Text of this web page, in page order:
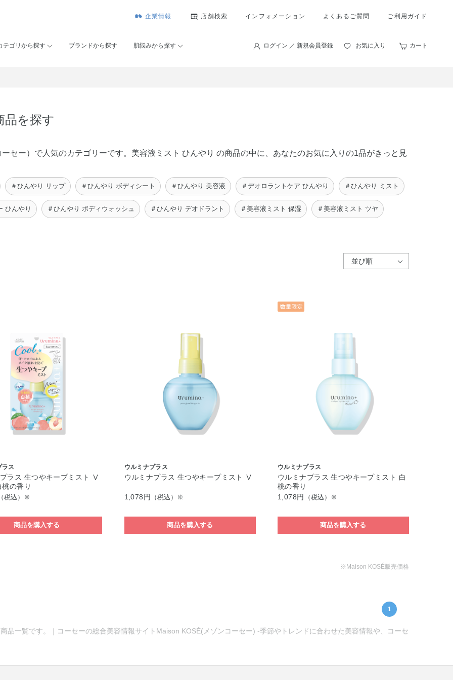
企業情報 店舗検索 インフォメーション よくあるご質問 ご利用ガイド
テゴリから探す ブランドから探す 肌悩みから探す ログイン ／ 新規会員登録 お気に入り カート
品を探す
セー）で人気のカテゴリーです。美容液ミスト ひんやり の商品の中に、あなたのお気に入りの1品がきっと見
＃ひんやり リップ ＃ひんやり ボディシート ＃ひんやり 美容液 ＃デオロラントケア ひんやり ＃ひんやり ミスト
ひんやり ＃ひんやり ボディウォッシュ ＃ひんやり デオドラント ＃美容液ミスト 保湿 ＃美容液ミスト ツヤ
ラス
ラス 生つやキープミスト Ⅴ
の香り
税込）※
商品を購入する
ウルミナプラス
ウルミナプラス 生つやキープミスト Ⅴ
1,078円 （税込）※
商品を購入する
ウルミナプラス
ウルミナプラス 生つやキープミスト 白
桃の香り
1,078円
（税込）※
商品を購入する
※Maison KOSÉ販売価格
1
品一覧です。｜コーセーの総合美容情報サイトMaison KOSÉ(メゾンコーセー) -季節やトレンドに合わせた美容情報や、コーセ